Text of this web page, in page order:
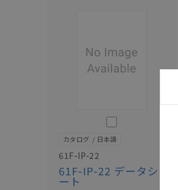
このカタログを選択
カタログ 日本語
61F-IP-22
61F-IP-22 データシ
ート